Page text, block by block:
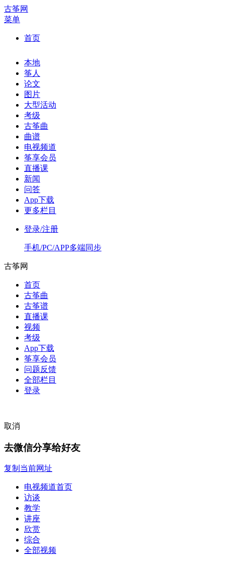
古筝网
菜单
首页
本地
筝人
论文
图片
大型活动
考级
古筝曲
曲谱
电视频道
筝享会员
直播课
新闻
问答
App下载
更多栏目
登录/注册
手机/PC/APP多端同步
古筝网
首页
古筝曲
古筝谱
直播课
视频
考级
App下载
筝享会员
问题反馈
全部栏目
登录
取消
去微信分享给好友
复制当前网址
电视频道首页
访谈
教学
讲座
欣赏
综合
全部视频